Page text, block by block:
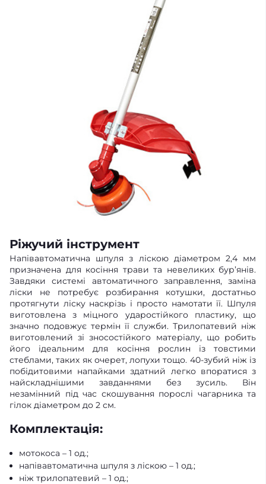
Ріжучий інструмент
Напівавтоматична шпуля з ліскою діаметром 2,4 мм
призначена для косіння трави та невеликих бур’янів.
Завдяки системі автоматичного заправлення, заміна
ліски не потребує розбирання котушки, достатньо
протягнути ліску наскрізь і просто намотати її. Шпуля
виготовлена з міцного ударостійкого пластику, що
значно подовжує термін її служби. Трилопатевий ніж
виготовлений зі зносостійкого матеріалу, що робить
його ідеальним для косіння рослин із товстими
стеблами, таких як очерет, лопухи тощо. 40-зубий ніж із
побідитовими напайками здатний легко впоратися з
найскладнішими завданнями без зусиль. Він
незамінний під час скошування порослі чагарника та
гілок діаметром до 2 см.
Комплектація:
мотокоса – 1 од.;
напівавтоматична шпуля з ліскою – 1 од.;
ніж трилопатевий – 1 од.;